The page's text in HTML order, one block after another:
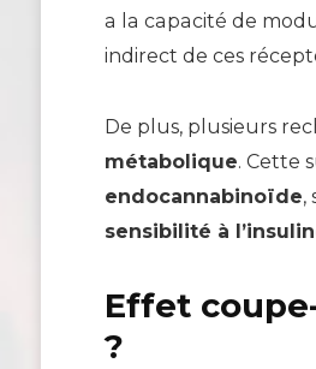
a la capacité de
indirect de ces
De plus, plusieurs
métabolique. Cette
endocannabinoïde,
sensibilité à
Effet
?